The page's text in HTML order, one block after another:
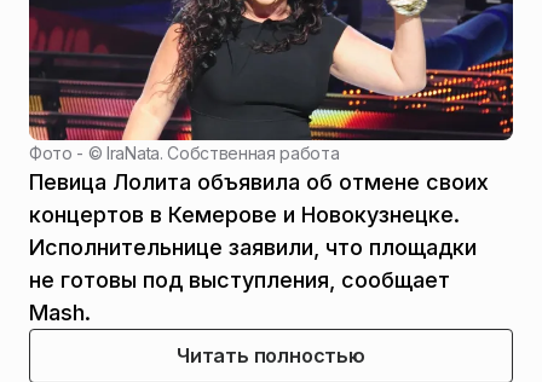
Фото - ©IraNata. Собственная работа
Певица Лолита объявила об отмене своих
концертов в Кемерове и Новокузнецке.
Исполнительнице заявили, что площадки
не готовы под выступления, сообщает
Mash.
Читать полностью